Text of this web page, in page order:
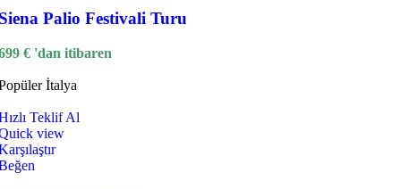
Palio Festivali Turu
€ 'dan itibaren
İtalya
Teklif Al
view